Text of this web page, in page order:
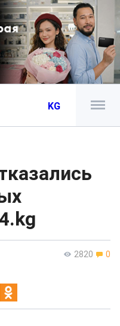
KG
2820 0